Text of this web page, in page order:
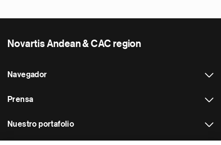
Novartis Andean & CAC region
Navegador
Prensa
Nuestro portafolio